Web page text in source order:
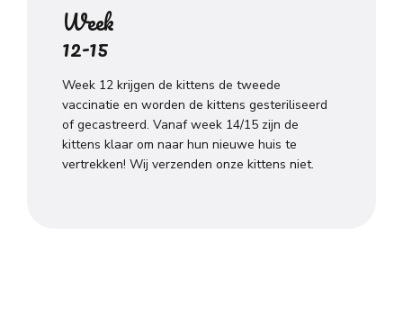
Week
12-15
Week 12 krijgen de kittens de tweede
vaccinatie en worden de kittens gesteriliseerd
of gecastreerd. Vanaf week 14/15 zijn de
kittens klaar om naar hun nieuwe huis te
vertrekken! Wij verzenden onze kittens niet.